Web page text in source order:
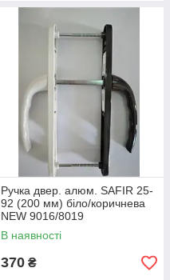
Ручка двер. алюм. SAFIR 25-
92 (200 мм) біло/коричнева
NEW 9016/8019
В наявності
370 ₴